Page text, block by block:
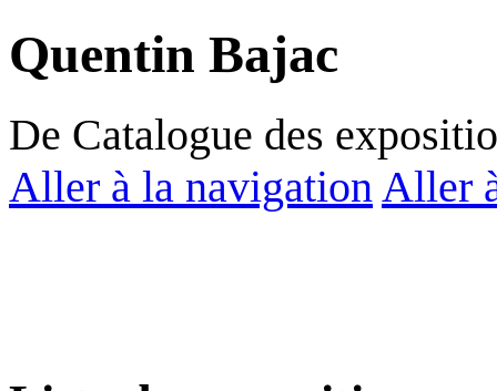
Quentin Bajac
De Catalogue des
Aller à la navigation Aller